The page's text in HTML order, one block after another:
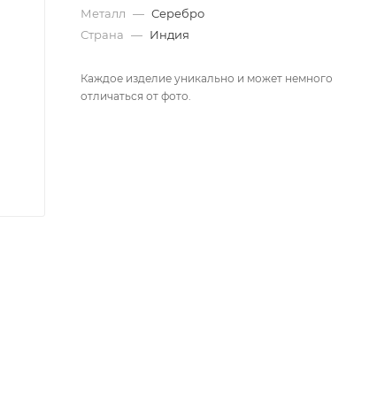
Металл — Серебро
Страна — Индия
Каждое изделие уникально и может немного
отличаться от фото.